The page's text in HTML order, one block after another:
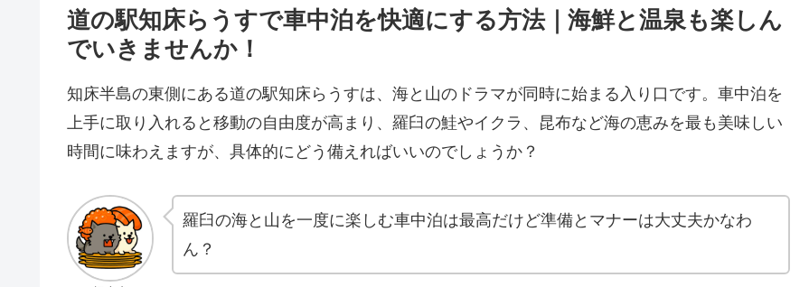
道の駅知床らうすで車中泊を快適にする方法｜海鮮と温泉も楽しん
でいきませんか！
知床半島の東側にある道の駅知床らうすは、海と山のドラマが同時に始まる入り口です。車中泊を
上手に取り入れると移動の自由度が高まり、羅臼の鮭やイクラ、昆布など海の恵みを最も美味しい
時間に味わえますが、具体的にどう備えればいいのでしょうか？
羅臼の海と山を一度に楽しむ車中泊は最高だけど準備とマナーは大丈夫かなわ
ん？